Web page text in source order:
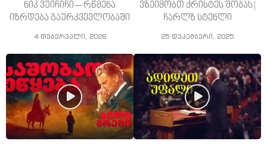
ნიკ ვუიჩიჩი – რწმენა
იზრდება გაურკვევლობაში
4 თებერვალი, 2026
ვზეიმობთ ქრისტეს შობას |
ჩარლზ სტენლი
25 დეკემბერი, 2025